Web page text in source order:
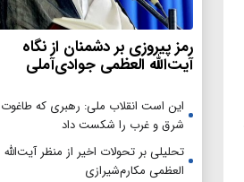
رمز پیروزی بر دشمنان از نگاه
آیت‌الله العظمی جوادی‌آملی
این است انقلاب ملی: رهبری که طاغوت
شرق و غرب را شکست داد
تحلیلی بر تحولات اخیر از منظر آیت‌الله
العظمی مکارم‌شیرازی